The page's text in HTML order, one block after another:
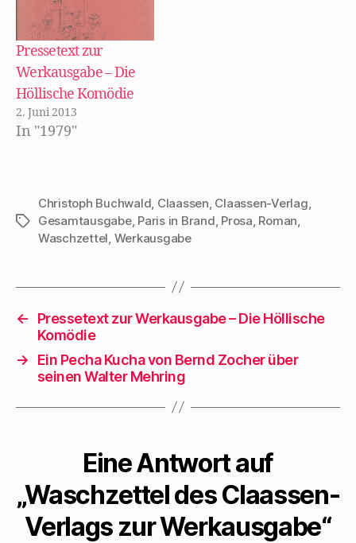
Pressetext zur
Werkausgabe – Die
Höllische Komödie
2. Juni 2013
In "1979"
Schlagwörter
Christoph Buchwald Claassen Claassen-Verlag
Gesamtausgabe, Paris in Brand Prosa Roman
Waschzettel Werkausgabe
←
Pressetext zur Werkausgabe – Die Höllische
Komödie
→
Ein Pecha Kucha von Bernd Zocher über
seinen Walter Mehring
Eine Antwort auf
„Waschzettel des Claassen-
Verlags zur Werkausgabe“